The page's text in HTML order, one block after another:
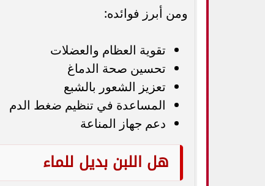
ومن أبرز فوائده:
تقوية العظام والعضلات
تحسين صحة الدماغ
تعزيز الشعور بالشبع
المساعدة في تنظيم ضغط الدم
دعم جهاز المناعة
هل اللبن بديل للماء